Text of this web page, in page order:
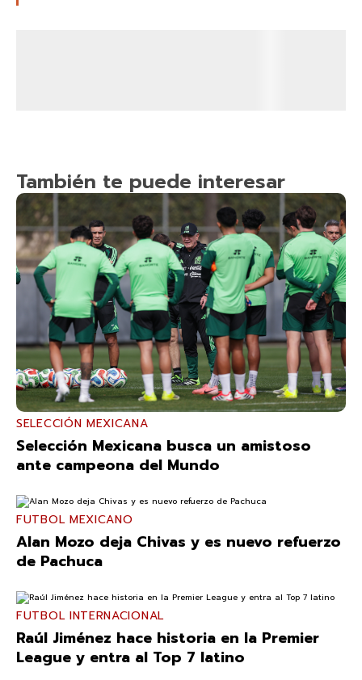
También te puede interesar
SELECCIÓN MEXICANA
Selección Mexicana busca un amistoso
ante campeona del Mundo
FUTBOL MEXICANO
Alan Mozo deja Chivas y es nuevo refuerzo
de Pachuca
FUTBOL INTERNACIONAL
Raúl Jiménez hace historia en la Premier
League y entra al Top 7 latino